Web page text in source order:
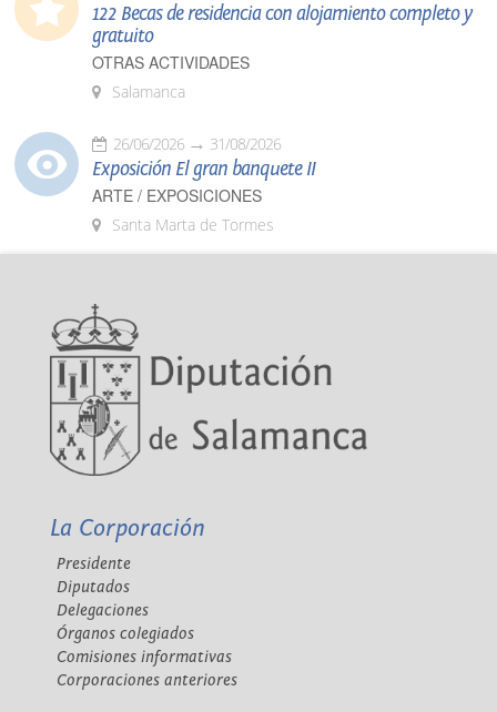
122 Becas de residencia con alojamiento completo y
gratuito
OTRAS ACTIVIDADES
Salamanca
26/06/2026 31/08/2026
Exposición El gran banquete II
ARTE / EXPOSICIONES
Santa Marta de Tormes
La Corporación
Presidente
Diputados
Delegaciones
Órganos colegiados
Comisiones informativas
Corporaciones anteriores